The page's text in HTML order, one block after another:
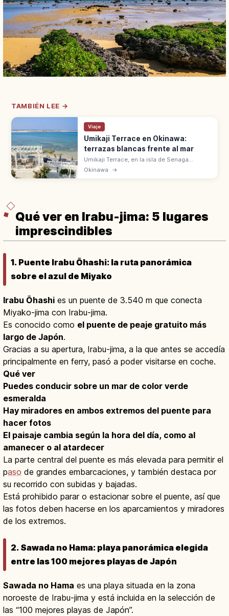
TAMBIÉN LEE →
Viaje
Umikaji Terrace en Okinawa:
terrazas blancas frente al mar
Umikaji Terrace, en la isla de Senaga
(Okinawa), está a 15 min en coche del
Okinawa →
Qué ver en Irabu-jima: 5 lugares
imprescindibles
1. Puente Irabu Ōhashi: la ruta panorámica
sobre el azul de Miyako
Irabu Ōhashi es un puente de 3.540 m que conecta
Miyako-jima con Irabu-jima.
Es conocido como el puente de peaje gratuito más
largo de Japón.
Gracias a su apertura, Irabu-jima, a la que antes se accedía
principalmente en ferry, pasó a poder visitarse en coche.
Qué ver
Puedes conducir sobre un mar de color verde
esmeralda
Hay miradores en ambos extremos del puente para
hacer fotos
El paisaje cambia según la hora del día, como al
amanecer o al atardecer
La parte central del puente es más elevada para permitir el
paso de grandes embarcaciones, y también destaca por
su recorrido con subidas y bajadas.
Está prohibido parar o estacionar sobre el puente, así que
las fotos deben hacerse en los aparcamientos y miradores
de los extremos.
2. Sawada no Hama: playa panorámica elegida
entre las 100 mejores playas de Japón
Sawada no Hama es una playa situada en la zona
noroeste de Irabu-jima y está incluida en la selección de
las “100 mejores playas de Japón”.